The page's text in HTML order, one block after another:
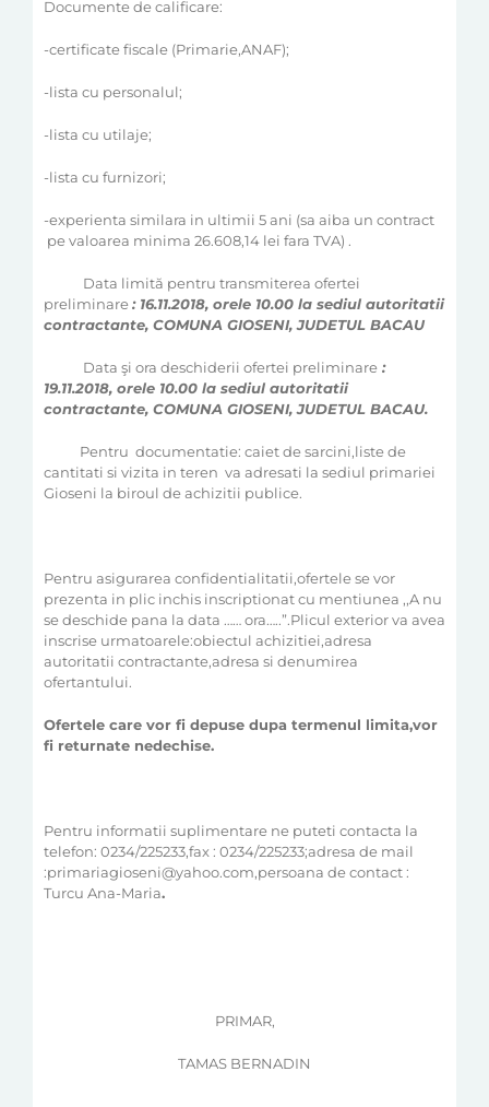
Documente de calificare:
-certificate fiscale (Primarie,ANAF);
-lista cu personalul;
-lista cu utilaje;
-lista cu furnizori;
-experienta similara in ultimii 5 ani (sa aiba un contract
pe valoarea minima 26.608,14 lei fara TVA) .
Data limită pentru transmiterea ofertei
preliminare: 16.11.2018, orele 10.00 la sediul autoritatii
contractante, COMUNA GIOSENI, JUDETUL BACAU
Data şi ora deschiderii ofertei preliminare :
19.11.2018, orele 10.00 la sediul autoritatii
contractante, COMUNA GIOSENI, JUDETUL BACAU.
Pentru documentatie: caiet de sarcini,liste de
cantitati si vizita in teren va adresati la sediul primariei
Gioseni la biroul de achizitii publice.
Pentru asigurarea confidentialitatii,ofertele se vor
prezenta in plic inchis inscriptionat cu mentiunea ,,A nu
se deschide pana la data …… ora…..”.Plicul exterior va avea
inscrise urmatoarele:obiectul achizitiei,adresa
autoritatii contractante,adresa si denumirea
ofertantului.
Ofertele care vor fi depuse dupa termenul limita,vor
fi returnate nedechise.
Pentru informatii suplimentare ne puteti contacta la
telefon: 0234/225233,fax : 0234/225233;adresa de mail
:primariagioseni@yahoo.com,persoana de contact :
Turcu Ana-Maria.
PRIMAR,
TAMAS BERNADIN